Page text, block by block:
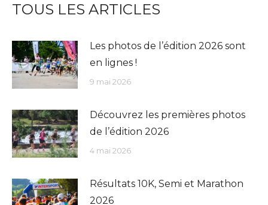
TOUS LES ARTICLES
Les photos de l’édition 2026 sont
en lignes !
9 mai 2026
Découvrez les premières photos
de l’édition 2026
4 mai 2026
Résultats 10K, Semi et Marathon
2026